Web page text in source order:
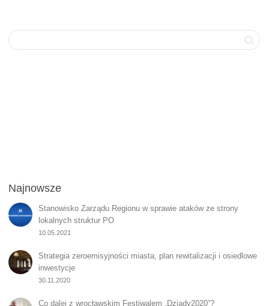
Najnowsze
Stanowisko Zarządu Regionu w sprawie ataków ze strony
lokalnych struktur PO
10.05.2021
Strategia zeroemisyjności miasta, plan rewitalizacji i osiedlowe
inwestycje
30.11.2020
Co dalej z wrocławskim Festiwalem „Dziady2020”?